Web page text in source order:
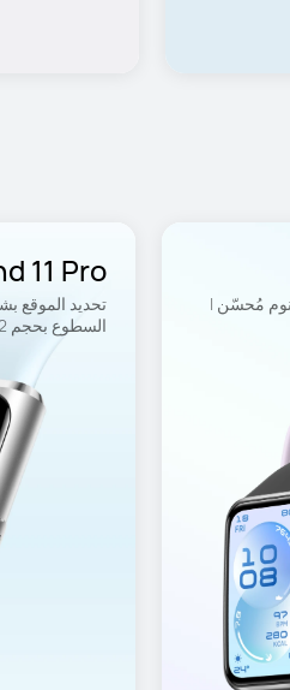
11 Pro
السطوع بحجم 1.62 بوصة | تتبع نوم مُحسّن